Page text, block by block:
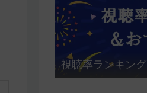
視聴率ランキング